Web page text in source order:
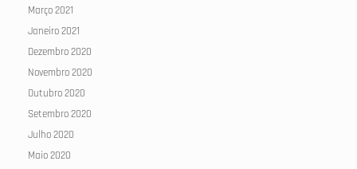
Março 2021
Janeiro 2021
Dezembro 2020
Novembro 2020
Outubro 2020
Setembro 2020
Julho 2020
Maio 2020